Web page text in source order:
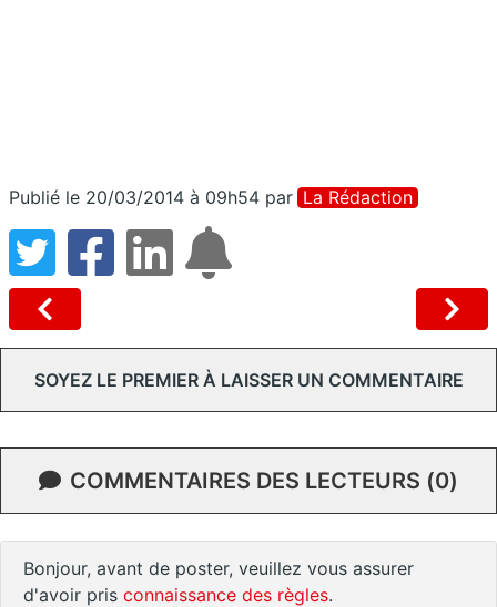
Publié le 20/03/2014 à 09h54 par La Rédaction
SOYEZ LE PREMIER À LAISSER UN COMMENTAIRE
COMMENTAIRES DES LECTEURS (0)
Bonjour, avant de poster, veuillez vous assurer
d'avoir pris connaissance des règles.